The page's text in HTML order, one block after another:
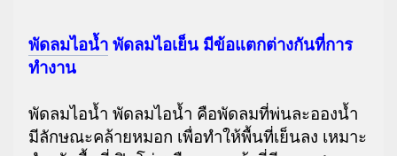
พัดลมไอน้ำพัดลมไอเย็น มีข้อแตกต่างกันที่การ
ทำงาน
พัดลมไอน้ำ พัดลมไอน้ำ คือพัดลมที่พ่นละอองน้ำ
มีลักษณะคล้ายหมอก เพื่อทำให้พื้นที่เย็นลง เหมาะ